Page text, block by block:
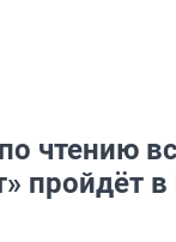
чтению
пройдёт